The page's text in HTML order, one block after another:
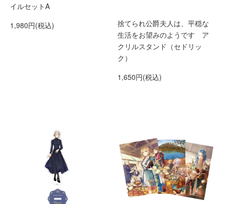
イルセットA
1,980円(税込)
捨てられ公爵夫人は、平穏な
生活をお望みのようです ア
クリルスタンド（セドリッ
ク）
1,650円(税込)